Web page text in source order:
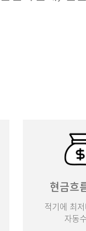
현금흐
적기에 최
자동